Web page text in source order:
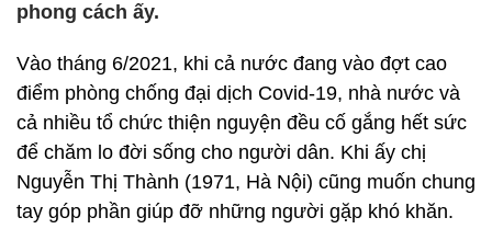
phong cách ấy.
Vào tháng 6/2021, khi cả nước đang vào đợt cao
điểm phòng chống đại dịch Covid-19, nhà nước và
cả nhiều tổ chức thiện nguyện đều cố gắng hết sức
để chăm lo đời sống cho người dân. Khi ấy chị
Nguyễn Thị Thành (1971, Hà Nội) cũng muốn chung
tay góp phần giúp đỡ những người gặp khó khăn.